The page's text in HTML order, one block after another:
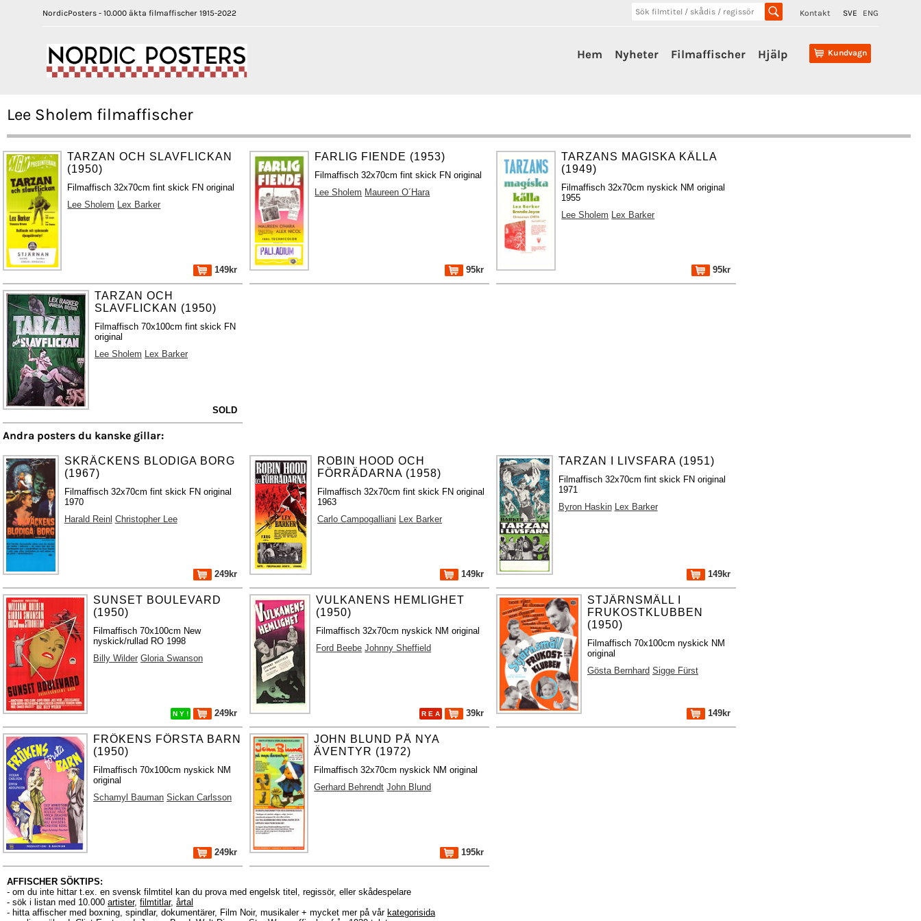
NordicPosters - 10.000 äkta filmaffischer 1915-2022 Kontakt SVE ENG
Kundvagn
Hem Nyheter Filmaffischer Hjälp
Lee Sholem filmaffischer
TARZAN OCH SLAVFLICKAN
(1950)
Filmaffisch 32x70cm fint skick FN original
Lee Sholem Lex Barker
149kr
FARLIG FIENDE (1953)
Filmaffisch 32x70cm fint skick FN original
Lee Sholem Maureen O´Hara
95kr
TARZANS MAGISKA KÄLLA
(1949)
Filmaffisch 32x70cm nyskick NM original
1955
Lee Sholem Lex Barker
95kr
TARZAN OCH
SLAVFLICKAN (1950)
Filmaffisch 70x100cm fint skick FN
original
Lee Sholem Lex Barker
SOLD
Andra posters du kanske gillar:
SKRÄCKENS BLODIGA BORG
(1967)
Filmaffisch 32x70cm fint skick FN original
1970
Harald Reinl Christopher Lee
249kr
ROBIN HOOD OCH
FÖRRÄDARNA (1958)
Filmaffisch 32x70cm fint skick FN original
1963
Carlo Campogalliani Lex Barker
149kr
TARZAN I LIVSFARA (1951)
Filmaffisch 32x70cm fint skick FN original
1971
Byron Haskin Lex Barker
149kr
SUNSET BOULEVARD
(1950)
Filmaffisch 70x100cm New
nyskick/rullad RO 1998
Billy Wilder Gloria Swanson
N Y ! 249kr
VULKANENS HEMLIGHET
(1950)
Filmaffisch 32x70cm nyskick NM original
Ford Beebe Johnny Sheffield
R E A 39kr
STJÄRNSMÄLL I
FRUKOSTKLUBBEN
(1950)
Filmaffisch 70x100cm nyskick NM
original
Gösta Bernhard Sigge Fürst
149kr
FRÖKENS FÖRSTA BARN
(1950)
Filmaffisch 70x100cm nyskick NM
original
Schamyl Bauman Sickan Carlsson
249kr
JOHN BLUND PÅ NYA
ÄVENTYR (1972)
Filmaffisch 32x70cm nyskick NM original
Gerhard Behrendt John Blund
195kr
AFFISCHER SÖKTIPS:
- om du inte hittar t.ex. en svensk filmtitel kan du prova med engelsk titel, regissör, eller skådespelare
- sök i listan med 10.000 artister, filmtitlar, årtal
- hitta affischer med boxning, spindlar, dokumentärer, Film Noir, musikaler + mycket mer på vår kategorisida